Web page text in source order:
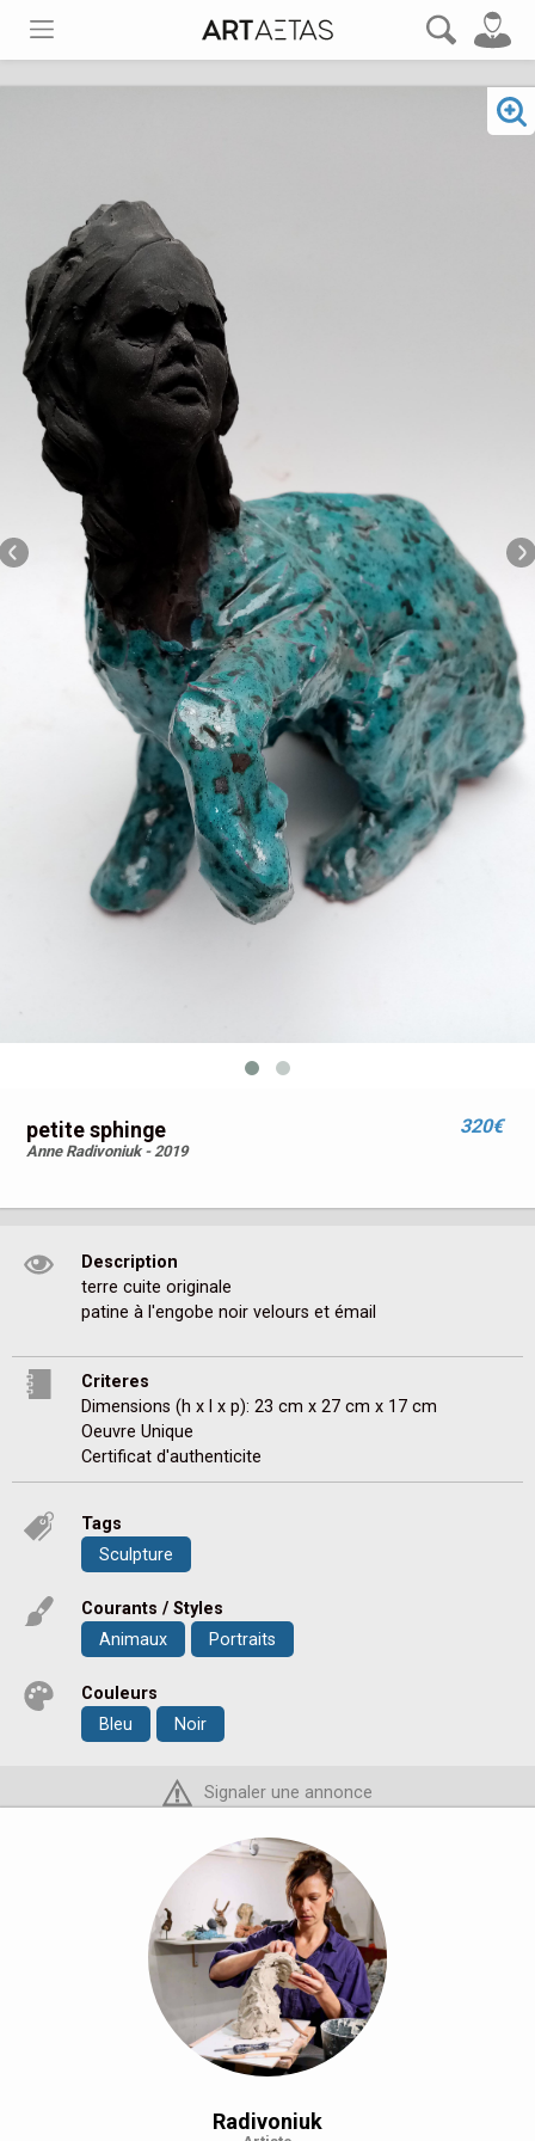
petite sphinge
Anne Radivoniuk - 2019
320€
Description
terre cuite originale
patine à l'engobe noir velours et émail
Criteres
Dimensions (h x l x p): 23 cm x 27 cm x 17 cm
Oeuvre Unique
Certificat d'authenticite
Tags
Sculpture
Courants / Styles
Animaux
Portraits
Couleurs
Bleu
Noir
Signaler une annonce
Radivoniuk